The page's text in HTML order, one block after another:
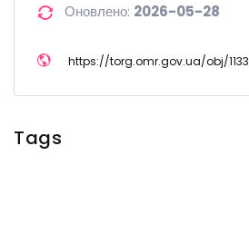
Оновлено: 2026-05-28
https://torg.omr.gov.ua/obj/1133
Tags